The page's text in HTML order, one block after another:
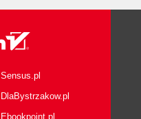
Sensus.pl
DlaBystrzakow.pl
Ebookpoint.pl